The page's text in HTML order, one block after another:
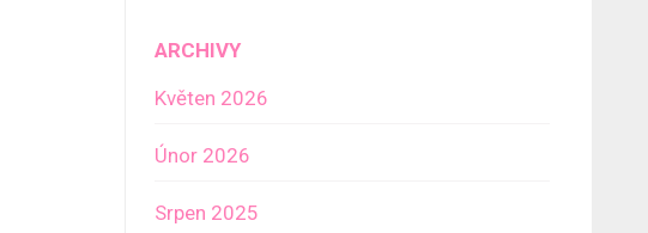
ARCHIVY
Květen 2026
Únor 2026
Srpen 2025